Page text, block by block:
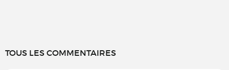
TOUS LES COMMENTAIRES